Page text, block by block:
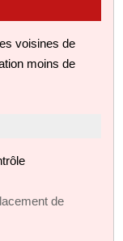
voisines de
moins de
de